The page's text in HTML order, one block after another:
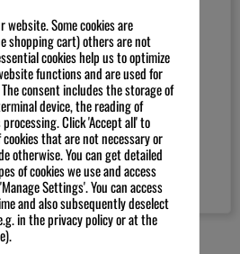
Chemikalienschrank
Systema
932,00€ Preis zzgl. MwSt.
exkl. 19 % MwSt.
Kostenloser Versand
IN DEN
WARENKORB
website. Some cookies are
shopping cart) others are not
cookies help us to optimize
functions and are used for
consent includes the storage of
device, the reading of
Click 'Accept all' to
that are not necessary or
otherwise. You can get detailed
of cookies we use and access
Settings'. You can access
and also subsequently deselect
in the privacy policy or at the